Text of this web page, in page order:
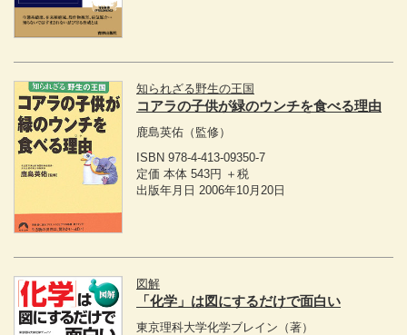
知られざる野生の王国
コアラの子供が緑のウンチを食べる理由
鹿島英佑 （監修）
ISBN 978-4-413-09350-7
定価 本体 543円 ＋税
出版年月日 2006年10月20日
図解
「化学」は図にするだけで面白い
東京理科大学化学ブレイン （著）